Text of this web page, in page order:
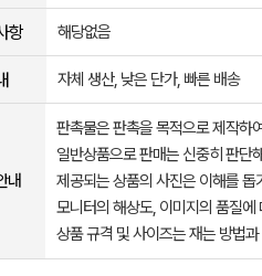
항 해당없음
자체 생산, 낮은 단가, 빠른 배송
내
판촉물은 판촉을 목적으로 제작하
일반상품으로 판매는 신중히 판단
제공되는 상품의 사진은 이해를
모니터의 해상도, 이미지의 품질
상품 규격 및 사이즈는 재는 방법